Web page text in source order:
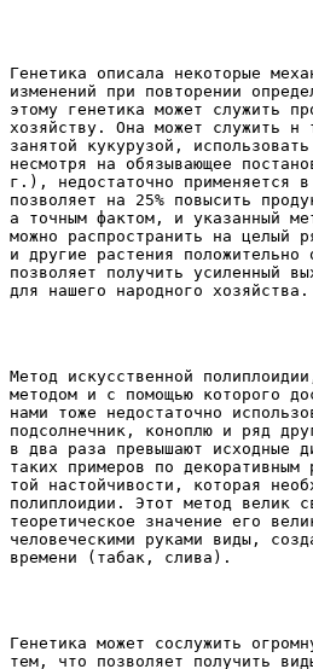
Генетика описала некоторые
изменений при повторении
этому генетика может служить
хозяйству. Она может служить
занятой кукурузой,
несмотря на обязывающее
г.), недостаточно применяется
позволяет на 25% повысить
а точным фактом, и указанный
можно распространить на целый
и другие растения
позволяет получить усиленный
для нашего народного хозяйства.
Метод искусственной
методом и с помощью которого
нами тоже недостаточно
подсолнечник, коноплю и ряд
в два раза превышают исходные
таких примеров по
той настойчивости, которая
полиплоидии. Этот метод велик
теоретическое значение его
человеческими руками виды,
времени (табак, слива).
Генетика может сослужить
тем, что позволяет получить